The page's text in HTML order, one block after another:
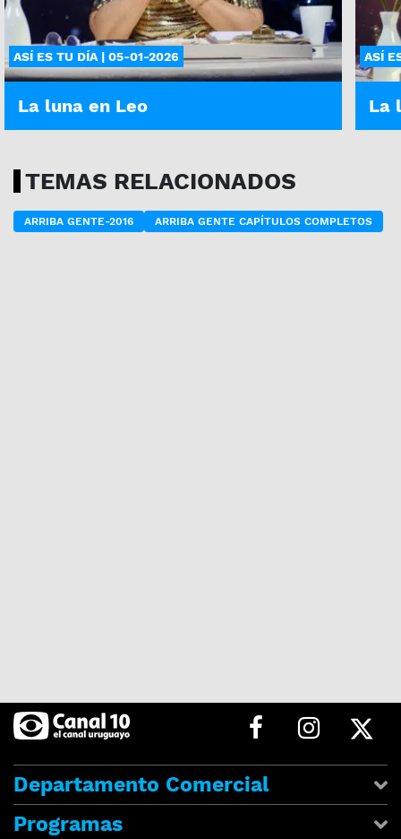
ASÍ ES TU DÍA | 05-01-2026
La luna en Leo
ASÍ
La
TEMAS RELACIONADOS
ARRIBA GENTE-2016 ARRIBA GENTE CAPÍTULOS COMPLETOS
Departamento Comercial
Programas